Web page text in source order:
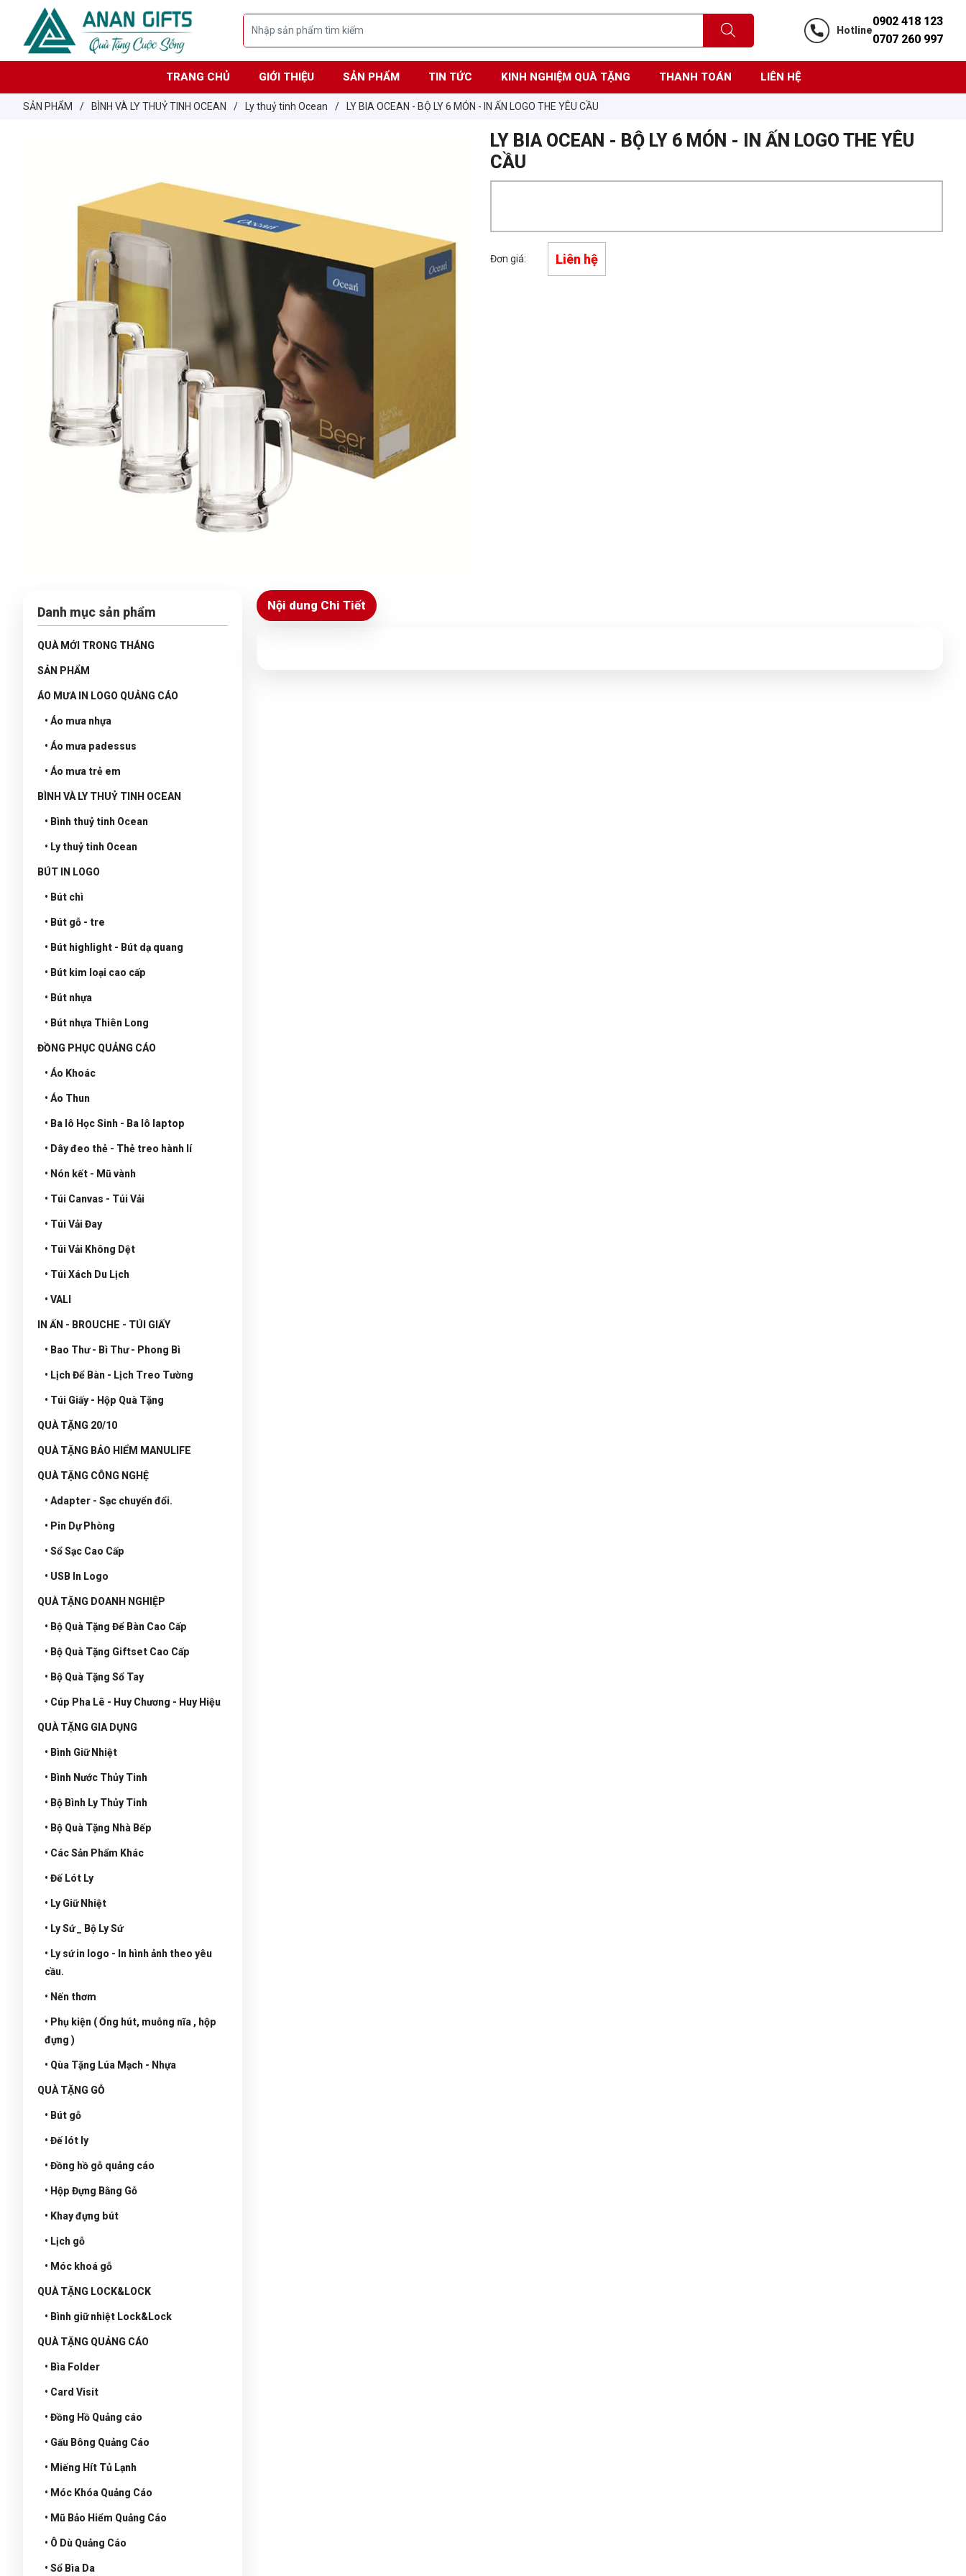
Hotline
0902 418 123
0707 260 997
TRANG CHỦ GIỚI THIỆU SẢN PHẨM TIN TỨC KINH NGHIỆM QUÀ TẶNG THANH TOÁN LIÊN HỆ
SẢN PHẨM / BÌNH VÀ LY THUỶ TINH OCEAN / Ly thuỷ tinh Ocean / LY BIA OCEAN - BỘ LY 6 MÓN - IN ẤN LOGO THE YÊU CẦU
LY BIA OCEAN - BỘ LY 6 MÓN - IN ẤN LOGO THE YÊU
CẦU
Đơn giá: Liên hệ
Danh mục sản phẩm
QUÀ MỚI TRONG THÁNG
SẢN PHẨM
ÁO MƯA IN LOGO QUẢNG CÁO
• Áo mưa nhựa
• Áo mưa padessus
• Áo mưa trẻ em
BÌNH VÀ LY THUỶ TINH OCEAN
• Bình thuỷ tinh Ocean
• Ly thuỷ tinh Ocean
BÚT IN LOGO
• Bút chì
• Bút gỗ - tre
• Bút highlight - Bút dạ quang
• Bút kim loại cao cấp
• Bút nhựa
• Bút nhựa Thiên Long
ĐỒNG PHỤC QUẢNG CÁO
• Áo Khoác
• Áo Thun
• Ba lô Học Sinh - Ba lô laptop
• Dây đeo thẻ - Thẻ treo hành lí
• Nón kết - Mũ vành
• Túi Canvas - Túi Vải
• Túi Vải Đay
• Túi Vải Không Dệt
• Túi Xách Du Lịch
• VALI
IN ẤN - BROUCHE - TÚI GIẤY
• Bao Thư - Bì Thư - Phong Bì
• Lịch Để Bàn - Lịch Treo Tường
• Túi Giấy - Hộp Quà Tặng
QUÀ TẶNG 20/10
QUÀ TẶNG BẢO HIỂM MANULIFE
QUÀ TẶNG CÔNG NGHỆ
• Adapter - Sạc chuyển đổi.
• Pin Dự Phòng
• Sổ Sạc Cao Cấp
• USB In Logo
QUÀ TẶNG DOANH NGHIỆP
• Bộ Quà Tặng Để Bàn Cao Cấp
• Bộ Quà Tặng Giftset Cao Cấp
• Bộ Quà Tặng Sổ Tay
• Cúp Pha Lê - Huy Chương - Huy Hiệu
QUÀ TẶNG GIA DỤNG
• Bình Giữ Nhiệt
• Bình Nước Thủy Tinh
• Bộ Bình Ly Thủy Tinh
• Bộ Quà Tặng Nhà Bếp
• Các Sản Phẩm Khác
• Đế Lót Ly
• Ly Giữ Nhiệt
• Ly Sứ _ Bộ Ly Sứ
• Ly sứ in logo - In hình ảnh theo yêu
cầu.
• Nến thơm
• Phụ kiện ( Ống hút, muỗng nĩa , hộp
đựng )
• Qùa Tặng Lúa Mạch - Nhựa
QUÀ TẶNG GỖ
• Bút gỗ
• Đế lót ly
• Đồng hồ gỗ quảng cáo
• Hộp Đựng Bằng Gỗ
• Khay đựng bút
• Lịch gỗ
• Móc khoá gỗ
QUÀ TẶNG LOCK&LOCK
• Bình giữ nhiệt Lock&Lock
QUÀ TẶNG QUẢNG CÁO
• Bìa Folder
• Card Visit
• Đồng Hồ Quảng cáo
• Gấu Bông Quảng Cáo
• Miếng Hít Tủ Lạnh
• Móc Khóa Quảng Cáo
• Mũ Bảo Hiểm Quảng Cáo
• Ô Dù Quảng Cáo
• Sổ Bìa Da
Nội dung Chi Tiết